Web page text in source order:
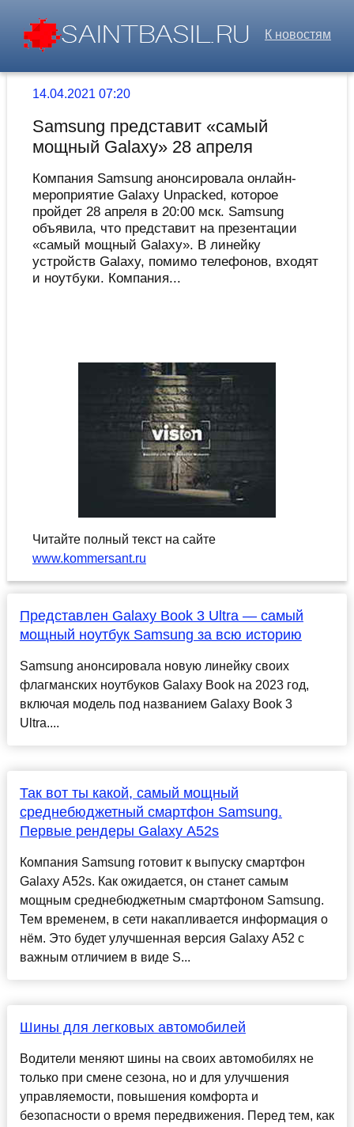
К новостям
14.04.2021 07:20
Samsung представит «самый
мощный Galaxy» 28 апреля
Компания Samsung анонсировала онлайн-
мероприятие Galaxy Unpacked, которое
пройдет 28 апреля в 20:00 мск. Samsung
объявила, что представит на презентации
«самый мощный Galaxy». В линейку
устройств Galaxy, помимо телефонов, входят
и ноутбуки. Компания...
Читайте полный текст на сайте
www.kommersant.ru
Представлен Galaxy Book 3 Ultra — самый
мощный ноутбук Samsung за всю историю
Samsung анонсировала новую линейку своих
флагманских ноутбуков Galaxy Book на 2023 год,
включая модель под названием Galaxy Book 3
Ultra....
Так вот ты какой, самый мощный
среднебюджетный смартфон Samsung.
Первые рендеры Galaxy A52s
Компания Samsung готовит к выпуску смартфон
Galaxy A52s. Как ожидается, он станет самым
мощным среднебюджетным смартфоном Samsung.
Тем временем, в сети накапливается информация о
нём. Это будет улучшенная версия Galaxy A52 с
важным отличием в виде S...
Шины для легковых автомобилей
Водители меняют шины на своих автомобилях не
только при смене сезона, но и для улучшения
управляемости, повышения комфорта и
безопасности о время передвижения. Перед тем, как